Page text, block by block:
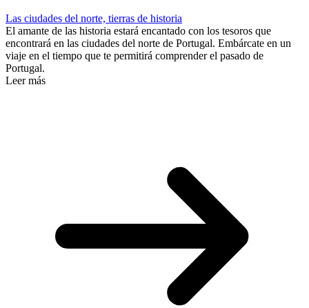
Las ciudades del norte, tierras de historia
El amante de las historia estará encantado con los tesoros que
encontrará en las ciudades del norte de Portugal. Embárcate en un
viaje en el tiempo que te permitirá comprender el pasado de
Portugal.
Leer más